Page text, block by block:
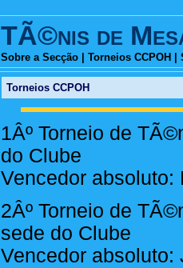
TÃ©nis de
Sobre a Secção Torneios CCPOH
Torneios CCPOH
1Âº Torneio de
do Clube
Vencedor absoluto:
2Âº Torneio de
sede do Clube
Vencedor